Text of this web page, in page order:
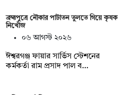
ব্রহ্মপুত্রে নৌকার পাটাতন তুলতে গিয়ে কৃষক
নিখোঁজ
০৬ আগস্ট ২০২৬
ঈশ্বরগঞ্জ ফায়ার সার্ভিস স্টেশনের
কর্মকর্তা রাম প্রসাদ পাল ব…